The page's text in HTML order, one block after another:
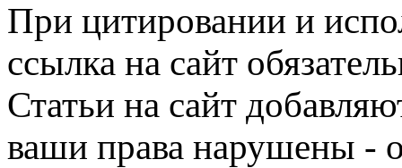
При цитировании и
ссылка на сайт
Статьи на сайт
ваши права нарушены -